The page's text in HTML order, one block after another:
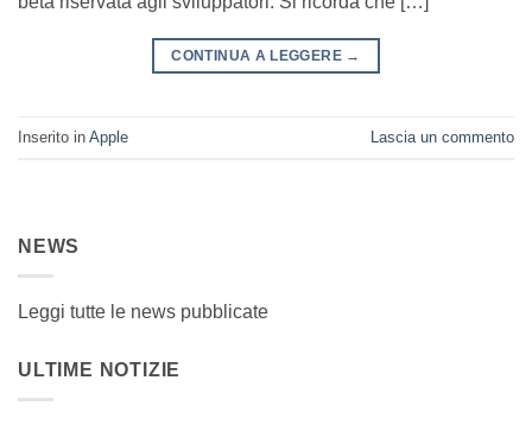
CONTINUA A LEGGERE →
Inserito in Apple Lascia un commento
NEWS
Leggi tutte le news pubblicate
ULTIME NOTIZIE